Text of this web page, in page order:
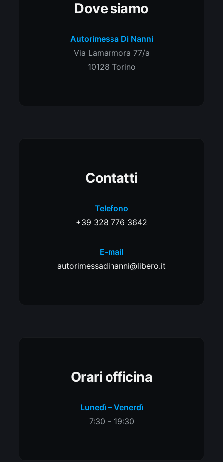
Dove siamo
Autorimessa Di Nanni
Via Lamarmora 77/a
10128 Torino
Contatti
Telefono
+39 328 776 3642
E-mail
autorimessadinanni@libero.it
Orari officina
Lunedì – Venerdì
7:30 – 19:30